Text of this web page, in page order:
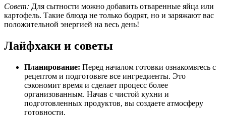
Совет: Для сытности можно добавить отваренные яйца или
картофель. Такие блюда не только бодрят, но и заряжают вас
положительной энергией на весь день!
Лайфхаки и советы
Планирование: Перед началом готовки ознакомьтесь с
рецептом и подготовьте все ингредиенты. Это
сэкономит время и сделает процесс более
организованным. Начав с чистой кухни и
подготовленных продуктов, вы создаете атмосферу
готовности.